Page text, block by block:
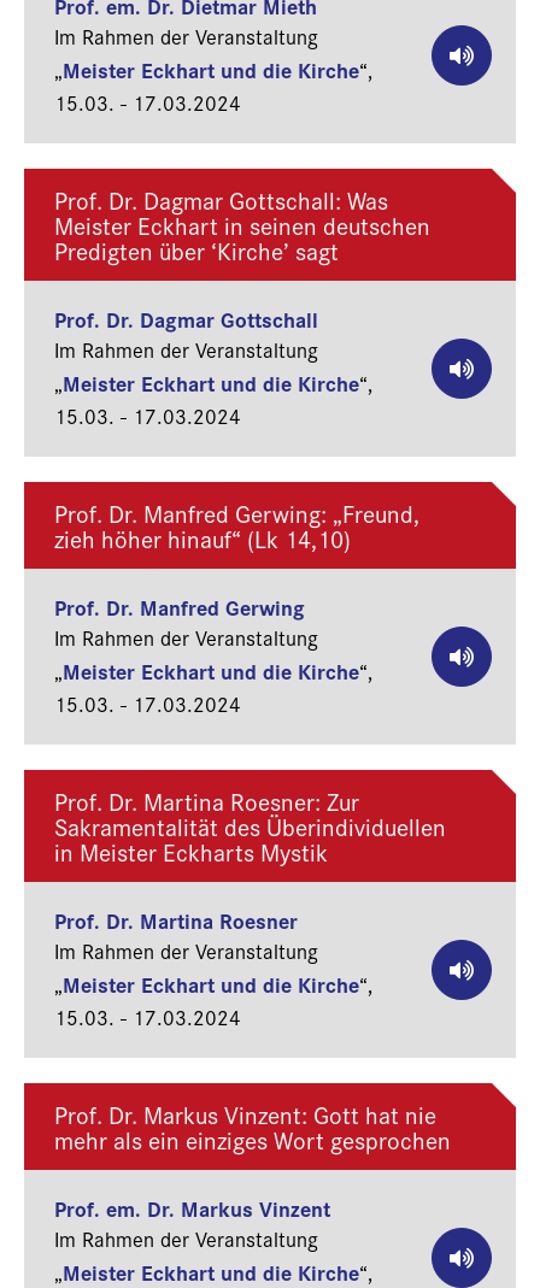
Im Rahmen der Veranstaltung
„Meister Eckhart und die Kirche“,
15.03. - 17.03.2024
Prof. Dr. Dagmar Gottschall: Was
Meister Eckhart in seinen deutschen
Predigten über ‘Kirche’ sagt
Prof. Dr. Dagmar Gottschall
Im Rahmen der Veranstaltung
„Meister Eckhart und die Kirche“,
15.03. - 17.03.2024
Prof. Dr. Manfred Gerwing: „Freund,
zieh höher hinauf“ (Lk 14,10)
Prof. Dr. Manfred Gerwing
Im Rahmen der Veranstaltung
„Meister Eckhart und die Kirche“,
15.03. - 17.03.2024
Prof. Dr. Martina Roesner: Zur
Sakramentalität des Überindividuellen
in Meister Eckharts Mystik
Prof. Dr. Martina Roesner
Im Rahmen der Veranstaltung
„Meister Eckhart und die Kirche“,
15.03. - 17.03.2024
Prof. Dr. Markus Vinzent: Gott hat nie
mehr als ein einziges Wort gesprochen
Prof. em. Dr. Markus Vinzent
Im Rahmen der Veranstaltung
„Meister Eckhart und die Kirche“,